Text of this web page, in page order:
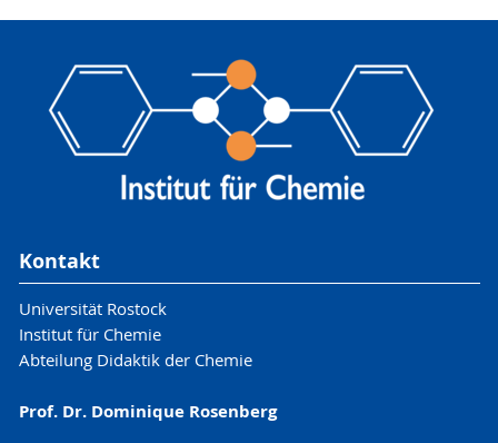
Kontakt
Universität Rostock
Institut für Chemie
Abteilung Didaktik der Chemie
Prof. Dr. Dominique Rosenberg